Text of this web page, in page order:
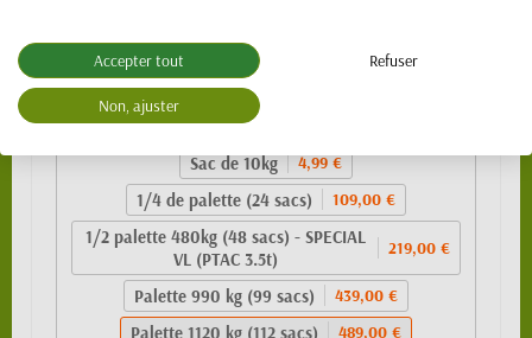
Granulés de bois 100% résineux- BIO PELLET
EnPlus A1 - SAC 10kg
489,00 €
Sac de 10kg 4,99 €
1/4 de palette (24 sacs) 109,00 €
1/2 palette 480kg (48 sacs) - SPECIAL
VL (PTAC 3.5t)
219,00 €
Palette 990 kg (99 sacs) 439,00 €
Palette 1120 kg (112 sacs) 489,00 €
Accepter tout Refuser
Non, ajuster